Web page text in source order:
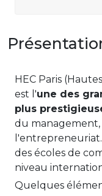
HEC Paris
est l'une des
plus
du
des écoles de
niveau
Quelques